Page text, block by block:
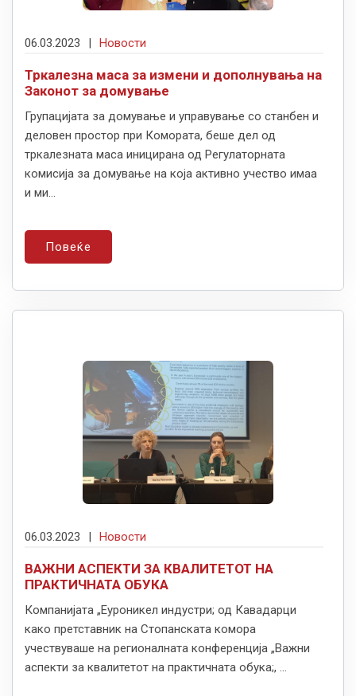
06.03.2023 | Новости
Тркалезна маса за измени и дополнувања на
Законот за домување
Групацијата за домување и управување со станбен и
деловен простор при Комората, беше дел од
тркалезната маса иницирана од Регулаторната
комисија за домување на која активно учество имаа
и ми...
Повеќе
06.03.2023 | Новости
ВАЖНИ АСПЕКТИ ЗА КВАЛИТЕТОТ НА
ПРАКТИЧНАТА ОБУКА
Компанијата „Еуроникел индустри; од Кавадарци
како претставник на Стопанската комора
учествуваше на регионалната конференција „Важни
аспекти за квалитетот на практичната обука;, ...